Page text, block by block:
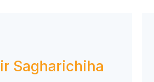
Sagharichiha